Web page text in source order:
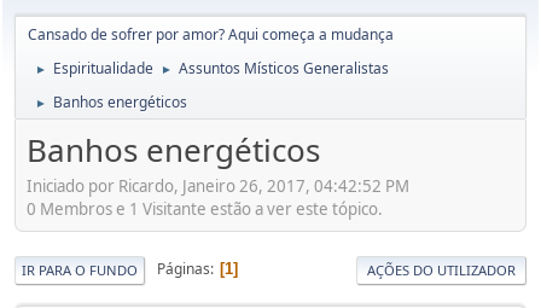
Cansado de sofrer por amor? Aqui começa a mudança
► Espiritualidade ► Assuntos Místicos Generalistas
► Banhos energéticos
Banhos energéticos
Iniciado por Ricardo, Janeiro 26, 2017, 04:42:52 PM
0 Membros e 1 Visitante estão a ver este tópico.
IR PARA O FUNDO Páginas 1 AÇÕES DO UTILIZADOR